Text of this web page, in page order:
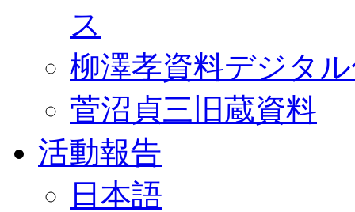
ス
柳澤孝資料デジタ
菅沼貞三旧蔵資料
活動報告
日本語